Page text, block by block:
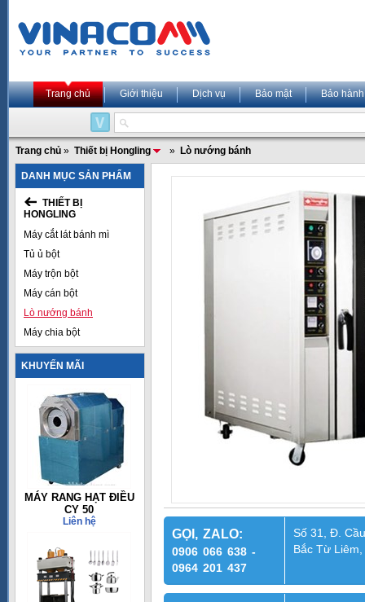
Trang chủ Giới thiệu Dịch vụ Bảo mật Bảo hành
Trang chủ » Thiết bị Hongling » Lò nướng bánh
DANH MỤC SẢN PHẨM
THIẾT BỊ
HONGLING
Máy cắt lát bánh mì
Tủ ủ bột
Máy trộn bột
Máy cán bột
Lò nướng bánh
Máy chia bột
KHUYẾN MÃI
MÁY RANG HẠT ĐIỀU
CY 50
Liên hệ
GỌI, ZALO:
0906 066 638 -
0964 201 437
Số 31, Đ.
Bắc Từ